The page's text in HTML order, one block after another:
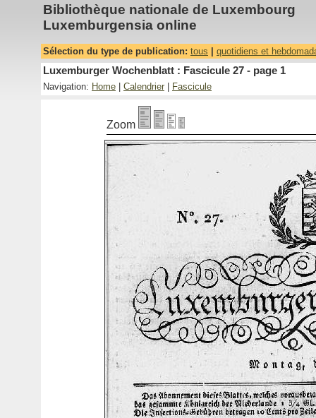
Bibliothèque nationale de Luxembourg
Luxemburgensia online
Sélection du type de publication: tous quotidiens et
Luxemburger Wochenblatt : Fascicule 27 - page 1
Navigation: Home Calendrier Fascicule
Zoom